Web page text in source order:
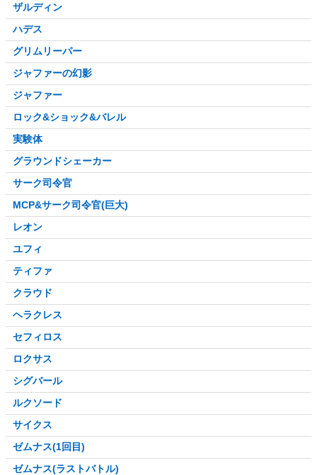
ザルディン
ハデス
グリムリーパー
ジャファーの幻影
ジャファー
ロック&ショック&バレル
実験体
グラウンドシェーカー
サーク司令官
MCP&サーク司令官(巨大)
レオン
ユフィ
ティファ
クラウド
ヘラクレス
セフィロス
ロクサス
シグバール
ルクソード
サイクス
ゼムナス(1回目)
ゼムナス(ラストバトル)